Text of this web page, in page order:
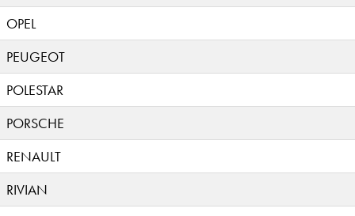
OPEL
PEUGEOT
POLESTAR
PORSCHE
RENAULT
RIVIAN